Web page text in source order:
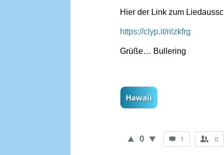
Hier der Link zum
https://clyp.it/rilzkfrg
Grüße… Bullering
Hawaii
0 1 0